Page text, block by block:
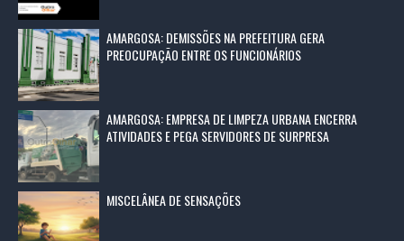
AMARGOSA: DEMISSÕES NA PREFEITURA GERA
PREOCUPAÇÃO ENTRE OS FUNCIONÁRIOS
AMARGOSA: EMPRESA DE LIMPEZA URBANA ENCERRA
ATIVIDADES E PEGA SERVIDORES DE SURPRESA
MISCELÂNEA DE SENSAÇÕES